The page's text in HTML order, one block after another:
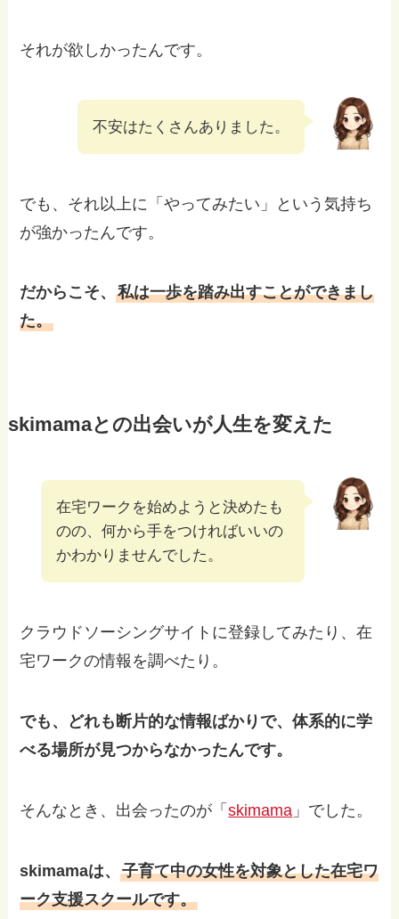
それが欲しかったんです。
不安はたくさんありました。
でも、それ以上に「やってみたい」という気持ち
が強かったんです。
だからこそ、私は一歩を踏み出すことができまし
た。
skimamaとの出会いが人生を変えた
在宅ワークを始めようと決めたも
のの、何から手をつければいいの
かわかりませんでした。
クラウドソーシングサイトに登録してみたり、在
宅ワークの情報を調べたり。
でも、どれも断片的な情報ばかりで、体系的に学
べる場所が見つからなかったんです。
そんなとき、出会ったのが「skimama 」でした。
skimamaは、子育て中の女性を対象とした在宅ワ
ーク支援スクールです。